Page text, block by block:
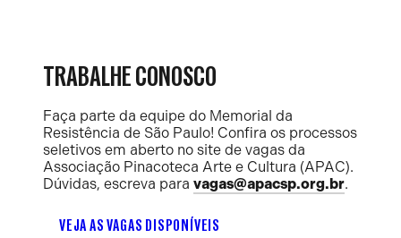
TRABALHE CONOSCO
Faça parte da equipe do Memorial da
Resistência de São Paulo! Confira os processos
seletivos em aberto no site de vagas da
Associação Pinacoteca Arte e Cultura (APAC).
Dúvidas, escreva para vagas@apacsp.org.br.
VEJA AS VAGAS DISPONÍVEIS